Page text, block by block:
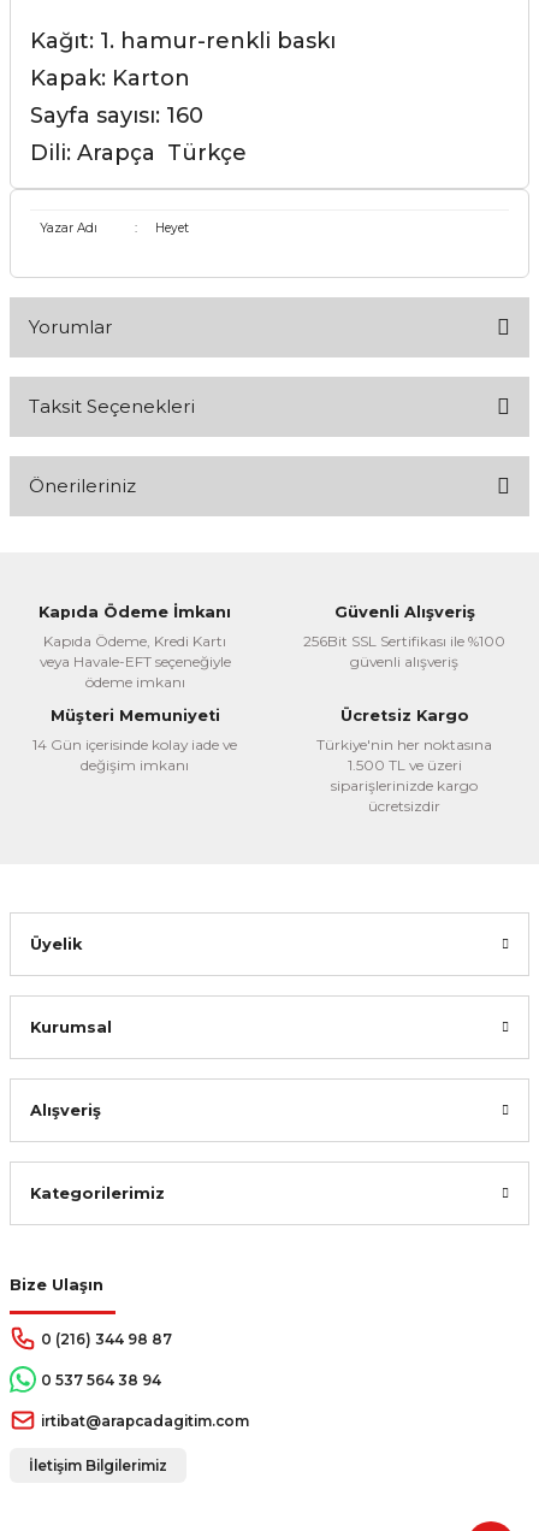
Kağıt: 1. hamur-renkli baskı
Kapak: Karton
Sayfa sayısı: 160
Dili: Arapça Türkçe
Yazar Adı : Heyet
Yorumlar
Taksit Seçenekleri
Önerileriniz
Görüş ve önerileriniz için teşekkür ederiz.
Ürün resmi kalitesiz, bozuk veya görüntülenemiyor.
Ürün açıklamasında eksik bilgiler bulunuyor.
Ürün bilgilerinde hatalar bulunuyor.
Ürün fiyatı diğer sitelerden daha pahalı.
Gönder
Kapıda Ödeme İmkanı
Kapıda Ödeme, Kredi Kartı
veya Havale-EFT seçeneğiyle
ödeme imkanı
Güvenli Alışveriş
256Bit SSL Sertifikası ile %100
güvenli alışveriş
Müşteri Memuniyeti
14 Gün içerisinde kolay iade ve
değişim imkanı
Ücretsiz Kargo
Türkiye'nin her noktasına
1.500 TL ve üzeri
siparişlerinizde kargo
ücretsizdir
Bize Ulaşın
0 (216) 344 98 87
0 537 564 38 94
irtibat@arapcadagitim.com
İletişim Bilgilerimiz
Üyelik
Kurumsal
Alışveriş
Kategorilerimiz